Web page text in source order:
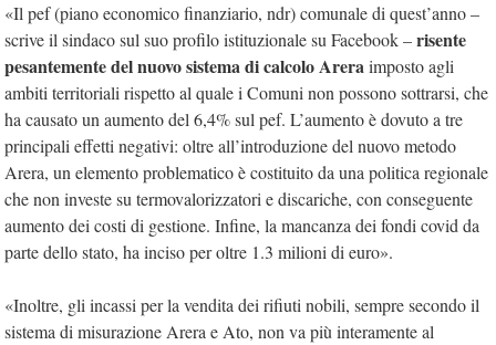
«Il pef (piano economico finanziario, ndr) comunale di quest’anno –
scrive il sindaco sul suo profilo istituzionale su Facebook –risente
pesantemente del nuovo sistema di calcolo Areraimposto agli
ambiti territoriali rispetto al quale i Comuni non possono sottrarsi, che
ha causato un aumento del 6,4% sul pef. L’aumento è dovuto a tre
principali effetti negativi: oltre all’introduzione del nuovo metodo
Arera, un elemento problematico è costituito da una politica regionale
che non investe su termovalorizzatori e discariche, con conseguente
aumento dei costi di gestione. Infine, la mancanza dei fondi covid da
parte dello stato, ha inciso per oltre 1.3 milioni di euro».
«Inoltre, gli incassi per la vendita dei rifiuti nobili, sempre secondo il
sistema di misurazione Arera e Ato, non va più interamente al